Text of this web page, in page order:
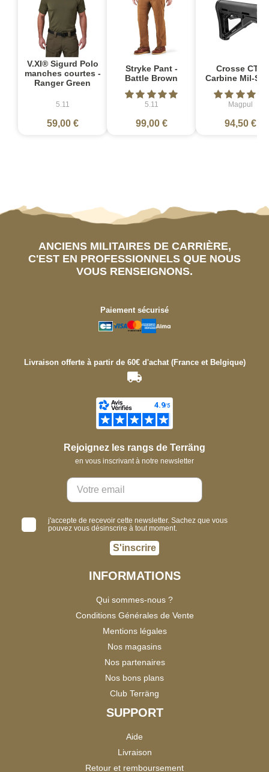
V.XI® Sigurd Polo
manches courtes -
Ranger Green
5.11
59,00 €
Stryke Pant -
Battle Brown
5.11
99,00 €
Crosse CTR
Carbine Mil-
Magpul
94,50 €
ANCIENS MILITAIRES DE CARRIÈRE,
C'EST EN PROFESSIONNELS QUE NOUS
VOUS RENSEIGNONS.
Paiement sécurisé
Livraison offerte à partir de 60€ d'achat (France et Belgique)
Rejoignez les rangs de Terräng
en vous inscrivant à notre newsletter
j'accepte de recevoir cette newsletter. Sachez que vous
pouvez vous désinscrire à tout moment.
S'inscrire
INFORMATIONS
Qui sommes-nous ?
Conditions Générales de Vente
Mentions légales
Nos magasins
Nos partenaires
Nos bons plans
Club Terräng
SUPPORT
Aide
Livraison
Retour et remboursement